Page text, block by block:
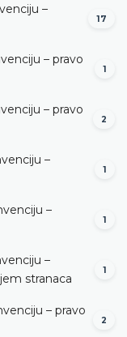
–
17
– pravo
1
– pravo
2
–
1
–
1
–
stranaca
1
– pravo
2